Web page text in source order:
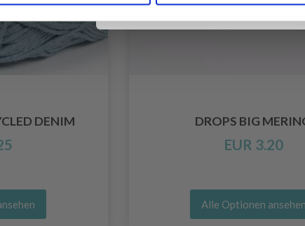
DENIM DROPS BIG
EUR 3.20
Alle Optionen ansehen